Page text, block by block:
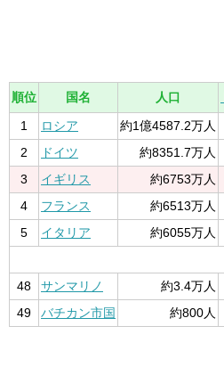
順位 国名 人口
1
ロシア 約1億4587.2万人
2
ドイツ 約8351.7万人
3
イギリス 約6753万人
4
フランス 約6513万人
5
イタリア 約6055万人
48
サンマリノ 約3.4万人
49
バチカン市国 約800人